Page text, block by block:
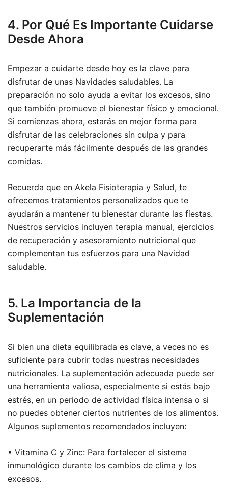
4. Por Qué Es Importante Cuidarse
Desde Ahora
Empezar a cuidarte desde hoy es la clave para
disfrutar de unas Navidades saludables. La
preparación no solo ayuda a evitar los excesos, sino
que también promueve el bienestar físico y emocional.
Si comienzas ahora, estarás en mejor forma para
disfrutar de las celebraciones sin culpa y para
recuperarte más fácilmente después de las grandes
comidas.
Recuerda que en Akela Fisioterapia y Salud, te
ofrecemos tratamientos personalizados que te
ayudarán a mantener tu bienestar durante las fiestas.
Nuestros servicios incluyen terapia manual, ejercicios
de recuperación y asesoramiento nutricional que
complementan tus esfuerzos para una Navidad
saludable.
5. La Importancia de la
Suplementación
Si bien una dieta equilibrada es clave, a veces no es
suficiente para cubrir todas nuestras necesidades
nutricionales. La suplementación adecuada puede ser
una herramienta valiosa, especialmente si estás bajo
estrés, en un periodo de actividad física intensa o si
no puedes obtener ciertos nutrientes de los alimentos.
Algunos suplementos recomendados incluyen:
• Vitamina C y Zinc: Para fortalecer el sistema
inmunológico durante los cambios de clima y los
excesos.